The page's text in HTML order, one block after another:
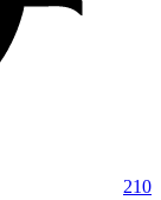
210